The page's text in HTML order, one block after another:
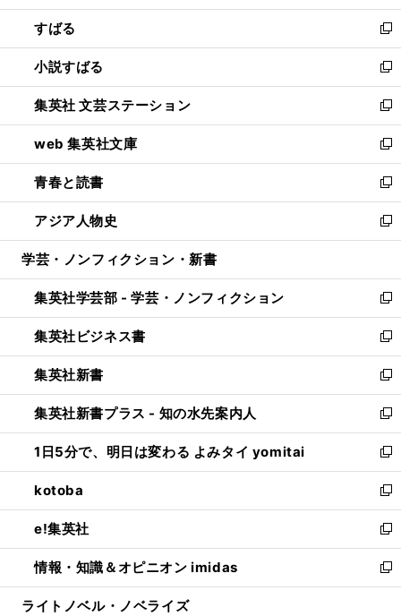
開
く
ウ
で
開
く
ン
ド
ウ
で
開
く
すばる
新
し
い
ウ
ィ
ン
ド
ウ
で
開
く
小説すばる
新
し
い
ウ
ィ
ン
ド
ウ
で
開
集英社 文芸ステーション
新
し
い
ウ
ィ
ン
ド
ウ
開
く
web 集英社文庫
新
し
い
ウ
ィ
ン
ウ
で
開
く
青春と読書
新
し
い
ウ
ン
ド
ウ
で
開
く
アジア人物史
新
し
ウ
ィ
ン
ド
ウ
で
開
く
学芸・ノンフィクション・新書
集英社学芸部 - 学芸・ノンフィクション
新
し
い
ウ
ィ
ン
ド
ウ
で
開
く
集英社ビジネス書
新
し
い
ウ
ィ
ン
ド
ウ
で
開
く
集英社新書
新
し
い
ウ
ィ
ン
ド
ウ
で
開
く
集英社新書プラス - 知の水先案内人
新
し
い
ウ
ィ
ン
ド
ウ
で
開
1日5分で、明日は変わる よみタイ yomitai
新
し
い
ウ
ィ
ン
ド
ウ
kotoba
新
し
い
ウ
ィ
ン
e!集英社
新
し
い
ウ
情報・知識＆オピニオン imidas
新
し
ライトノベル・ノベライズ